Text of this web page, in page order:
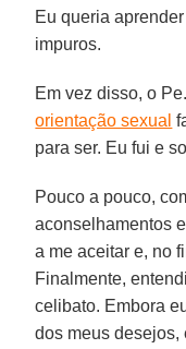
Eu queria
impuros.
Em vez disso, o Pe.
orientação sexual
para ser. Eu fui e
Pouco a pouco,
aconselhamentos
a me aceitar e, no
Finalmente,
celibato. Embora
dos meus desejos,